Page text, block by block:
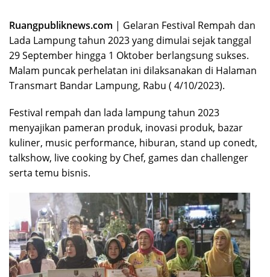
Ruangpubliknews.com | Gelaran Festival Rempah dan
Lada Lampung tahun 2023 yang dimulai sejak tanggal
29 September hingga 1 Oktober berlangsung sukses.
Malam puncak perhelatan ini dilaksanakan di Halaman
Transmart Bandar Lampung, Rabu ( 4/10/2023).
Festival rempah dan lada lampung tahun 2023
menyajikan pameran produk, inovasi produk, bazar
kuliner, music performance, hiburan, stand up conedt,
talkshow, live cooking by Chef, games dan challenger
serta temu bisnis.